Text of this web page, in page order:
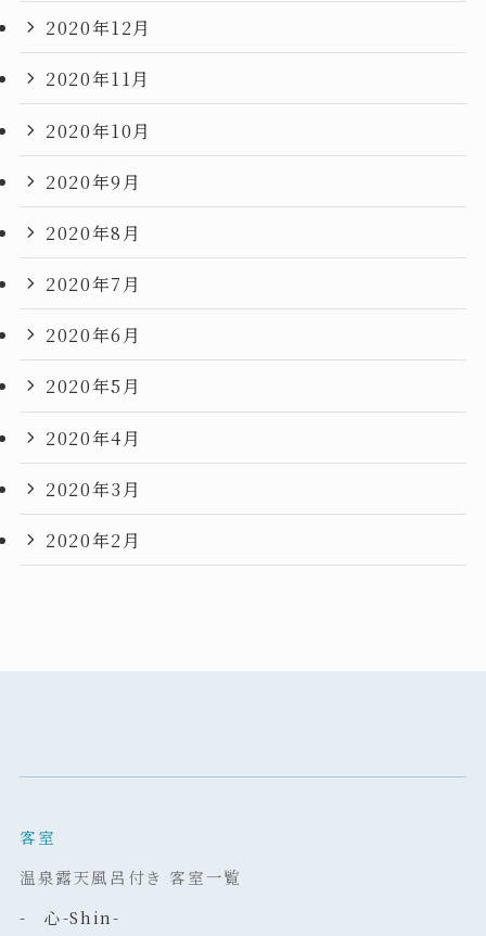
2020年12月
2020年11月
2020年10月
2020年9月
2020年8月
2020年7月
2020年6月
2020年5月
2020年4月
2020年3月
2020年2月
客室
温泉露天風呂付き 客室一覧
- 心-Shin-